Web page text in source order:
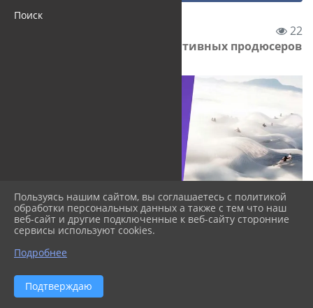
Поиск
22
Федеральный конкурс креативных продюсеров
Файлы
Федеральный конкурс креативных
Пользуясь нашим сайтом, вы соглашаетесь с политикой
обработки персональных данных а также с тем что наш
веб-сайт и другие подключенные к веб-сайту сторонние
сервисы используют cookies.
Подробнее
Подтверждаю